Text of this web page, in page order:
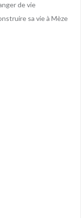
de vie
sa vie à Mèze